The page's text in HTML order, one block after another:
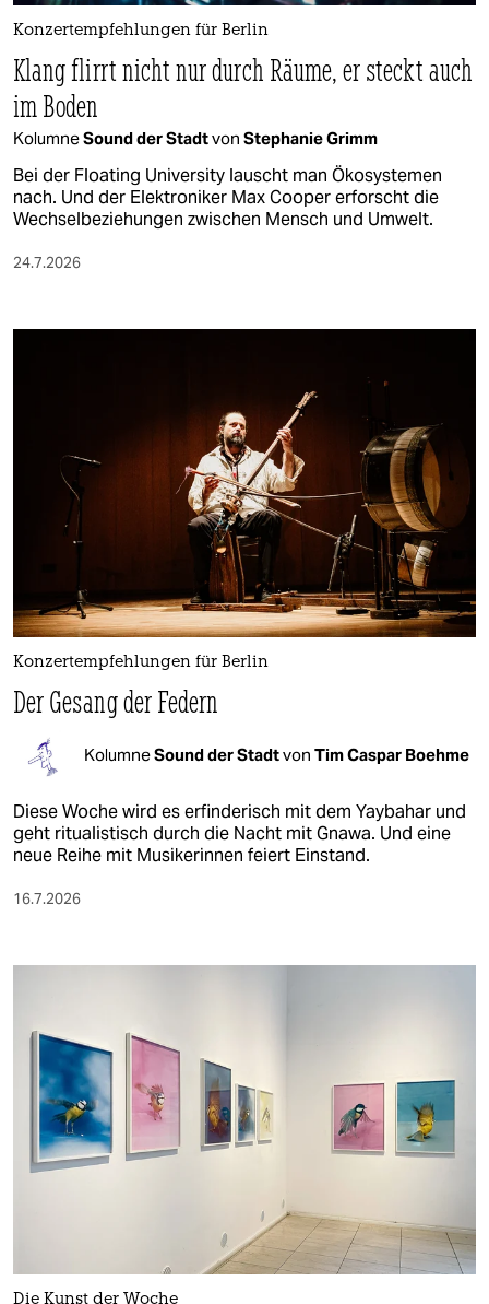
Konzertempfehlungen für Berlin
Klang flirrt nicht nur durch Räume, er steckt auch
im Boden
KolumneSound der Stadtvon Stephanie Grimm
Bei der Floating University lauscht man Ökosystemen
nach. Und der Elektroniker Max Cooper erforscht die
Wechselbeziehungen zwischen Mensch und Umwelt.
24.7.2026
Konzertempfehlungen für Berlin
Der Gesang der Federn
KolumneSound der Stadtvon Tim Caspar Boehme
Diese Woche wird es erfinderisch mit dem Yaybahar und
geht ritualistisch durch die Nacht mit Gnawa. Und eine
neue Reihe mit Musikerinnen feiert Einstand.
16.7.2026
Die Kunst der Woche